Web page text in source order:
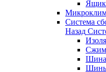
Система
Назад
Шина
Шины